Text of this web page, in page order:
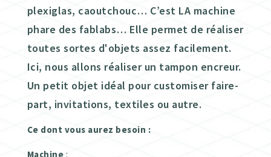
plexiglas, caoutchouc… C’est LA machine
phare des fablabs… Elle permet de réaliser
toutes sortes d'objets assez facilement.
Ici, nous allons réaliser un tampon encreur.
Un petit objet idéal pour customiser faire-
part, invitations, textiles ou autre.
Ce dont vous aurez besoin :
Machine :